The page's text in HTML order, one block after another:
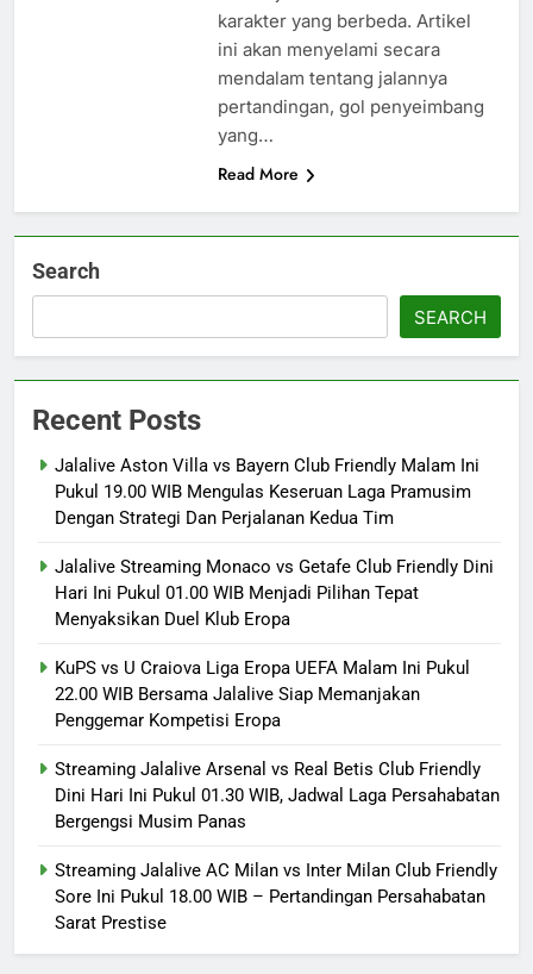
karakter yang berbeda. Artikel
ini akan menyelami secara
mendalam tentang jalannya
pertandingan, gol penyeimbang
yang…
Read More
Search
SEARCH
Recent Posts
Jalalive Aston Villa vs Bayern Club Friendly Malam Ini
Pukul 19.00 WIB Mengulas Keseruan Laga Pramusim
Dengan Strategi Dan Perjalanan Kedua Tim
Jalalive Streaming Monaco vs Getafe Club Friendly Dini
Hari Ini Pukul 01.00 WIB Menjadi Pilihan Tepat
Menyaksikan Duel Klub Eropa
KuPS vs U Craiova Liga Eropa UEFA Malam Ini Pukul
22.00 WIB Bersama Jalalive Siap Memanjakan
Penggemar Kompetisi Eropa
Streaming Jalalive Arsenal vs Real Betis Club Friendly
Dini Hari Ini Pukul 01.30 WIB, Jadwal Laga Persahabatan
Bergengsi Musim Panas
Streaming Jalalive AC Milan vs Inter Milan Club Friendly
Sore Ini Pukul 18.00 WIB – Pertandingan Persahabatan
Sarat Prestise